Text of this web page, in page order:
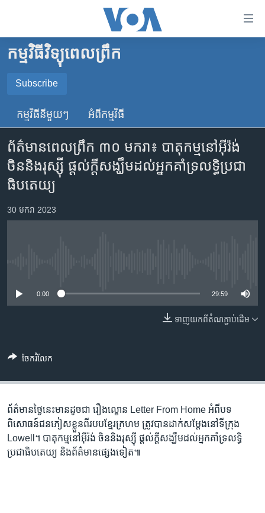
គេហទំព័រ​
ទាក់ទង
រំលង​
ទំព័រ​
ព័ត៌មាន​​
តែ​
ម្តង
និង​
រំលង​
កាន់​
ស្វែង​
កម្ពុជា
អន្តរជាតិ
ចិន
ហេឡូវីអូអេ
កម្ពុជាច្នៃប្រតិដ្ឋ
ព្រឹត្តិការណ៍ព័ត៌មាន
ទូរទស្សន៍ / វីដេអូ​
កម្មវិធីវិទ្យុពេលព្រឹក
Subscribe
SUBSCRIBE
Spotify
កម្មវិធី​នីមួយៗ អំពី​កម្មវិធី​
ព័ត៌មាន​ពេល​ព្រឹក ៣០ មករា៖ បាតុកម្ម​នៅ​អ៊ីរ៉ង់
ចិន​និង​រុស្ស៊ី ផ្តល់​ក្តី​សង្ឃឹម​ដល់​អ្នក​គាំទ្រ​លទ្ធិប្រជា
ធិបតេយ្យ
30 មករា 2023
0:00 29:59
ទាញ​យក​ពី​តំណភ្ជាប់​ដើម
ចែករំលែក
ព័ត៌មាន​ថ្ងៃនេះ​មាន​ដូចជា រឿងល្ខោន Letter From Home អំពី​បទ
ពិសោធន៍​​ជនភៀសខ្លួន​ពី​របប​ខ្មែរ​ក្រហម ត្រូវ​បាន​ដាក់​សម្តែង​នៅទីក្រុង
Lowell។ បាតុកម្ម​នៅ​អ៊ីរ៉ង់ ចិន​និង​រុស្ស៊ី ផ្តល់​ក្តី​សង្ឃឹម​ដល់​អ្នក​គាំទ្រ​លទ្ធិ
ប្រជាធិបតេយ្យ និងព័ត៌មាន​ផ្សេងទៀត៕